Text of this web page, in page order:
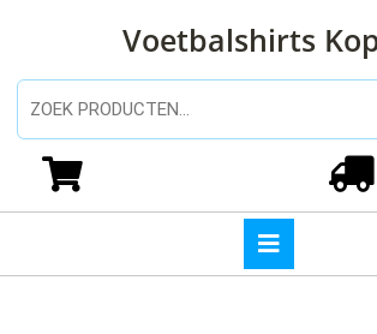
inhoud
Voetbalshirts
Zoeken naar: